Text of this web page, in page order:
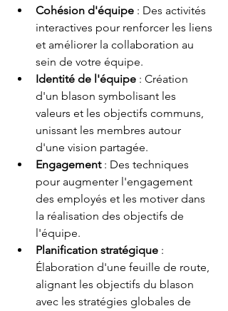
Cohésion d'équipe : Des activités
interactives pour renforcer les liens
et améliorer la collaboration au
sein de votre équipe.
Identité de l'équipe : Création
d'un blason symbolisant les
valeurs et les objectifs communs,
unissant les membres autour
d'une vision partagée.
Engagement : Des techniques
pour augmenter l'engagement
des employés et les motiver dans
la réalisation des objectifs de
l'équipe.
Planification stratégique :
Élaboration d'une feuille de route,
alignant les objectifs du blason
avec les stratégies globales de